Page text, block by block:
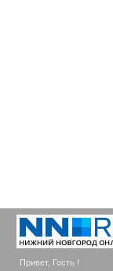
Привет, Гость !